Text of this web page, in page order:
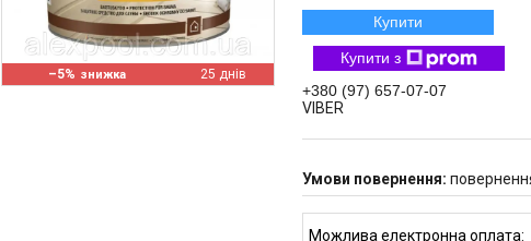
–5% 25 днів
Купити
Купити з
+380 (97) 657-07-07
VIBER